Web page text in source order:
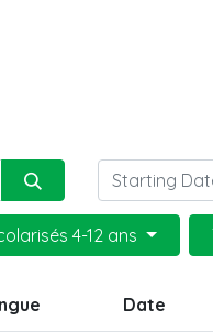
4-12 ans
Date